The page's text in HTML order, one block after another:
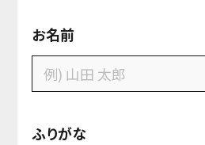
お名前
ふりがな